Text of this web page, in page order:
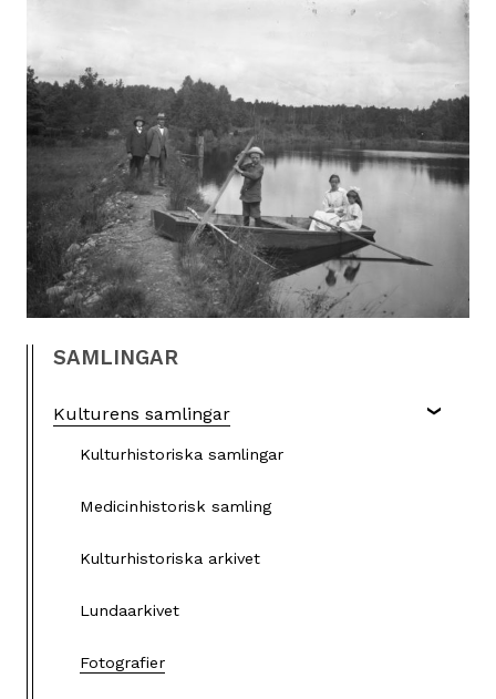
SAMLINGAR
Kulturens samlingar
Kulturhistoriska samlingar
Medicinhistorisk samling
Kulturhistoriska arkivet
Lundaarkivet
Fotografier